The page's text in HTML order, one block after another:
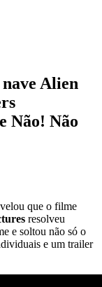
Alien
Não! Não
que o filme
resolveu
e soltou não só o
e um trailer